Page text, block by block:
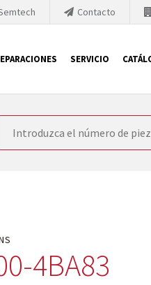
Contacto
SERVICIO
SIEMENS
propio almacén.
4BA83